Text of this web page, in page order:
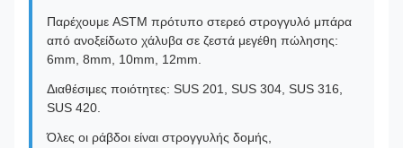
Παρέχουμε ASTM πρότυπο στερεό στρογγυλό μπάρα
από ανοξείδωτο χάλυβα σε ζεστά μεγέθη πώλησης:
6mm, 8mm, 10mm, 12mm.
Διαθέσιμες ποιότητες: SUS 201, SUS 304, SUS 316,
SUS 420.
Όλες οι ράβδοι είναι στρογγυλής δομής,